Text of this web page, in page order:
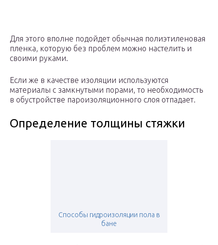
Для этого вполне подойдет обычная полиэтиленовая
пленка, которую без проблем можно настелить и
своими руками.
Если же в качестве изоляции используются
материалы с замкнутыми порами, то необходимость
в обустройстве пароизоляционного слоя отпадает.
Определение толщины стяжки
Способы гидроизоляции пола в
бане